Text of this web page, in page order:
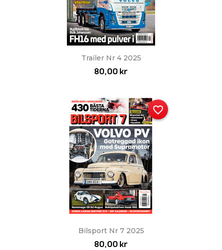
Trailer Nr 4 2025
80,00 kr
Bilsport Nr 7 2025
80,00 kr
favorite_border